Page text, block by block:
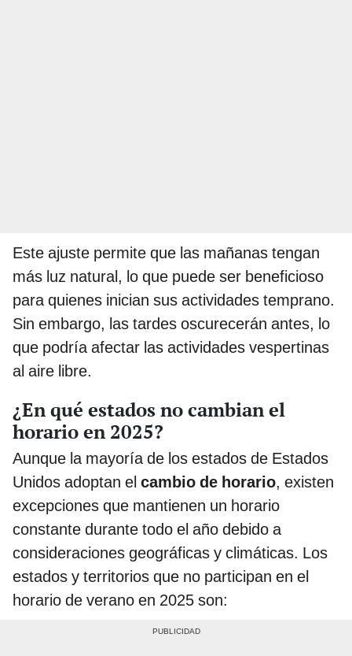
Este ajuste permite que las mañanas tengan
más luz natural, lo que puede ser beneficioso
para quienes inician sus actividades temprano.
Sin embargo, las tardes oscurecerán antes, lo
que podría afectar las actividades vespertinas
al aire libre.
¿En qué estados no cambian el
horario en 2025?
Aunque la mayoría de los estados de Estados
Unidos adoptan el cambio de horario, existen
excepciones que mantienen un horario
constante durante todo el año debido a
consideraciones geográficas y climáticas. Los
estados y territorios que no participan en el
horario de verano en 2025 son: